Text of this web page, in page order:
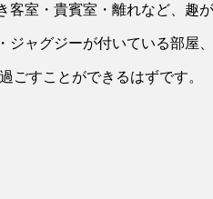
客室・貴賓室・離れなど、趣
ジャグジーが付いている部
ごすことができるはずです。